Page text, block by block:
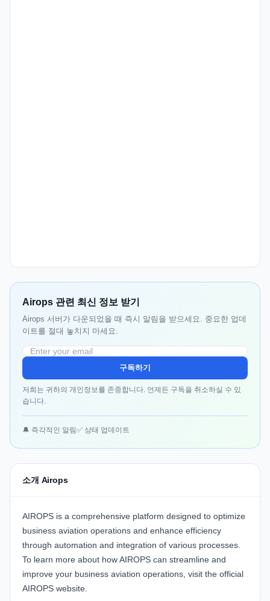
Airops 관련 최신 정보 받기
Airops 서버가 다운되었을 때 즉시 알림을 받으세요. 중요한 업데
이트를 절대 놓치지 마세요.
구독하기
저희는 귀하의 개인정보를 존중합니다. 언제든 구독을 취소하실 수 있
습니다.
🔔 즉각적인 알림✅ 상태 업데이트
소개 Airops
AIROPS is a comprehensive platform designed to optimize
business aviation operations and enhance efficiency
through automation and integration of various processes.
To learn more about how AIROPS can streamline and
improve your business aviation operations, visit the official
AIROPS website.